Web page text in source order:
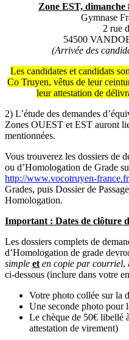
Zone EST, dimanche
Gymnase
2 rue
54500
(Arrivée des
Les candidates et candidats
Co Truyen, vêtus de leur
leur attestation de
2) L’étude des demandes
Zones OUEST et EST auront
mentionnées.
Vous trouverez les dossiers de
ou d’Homologation de Grade
http://www.vocotruyen-
Grades, puis Dossier de
Homologation.
Important : Dates de clôture
Les dossiers complets de
d’Homologation de grade
simple et en copie par courriel,
ci-dessous (inclure dans votre
Votre photo collée sur la
Une seconde photo pour
Le chèque de 50€ libellé
attestation de virement)